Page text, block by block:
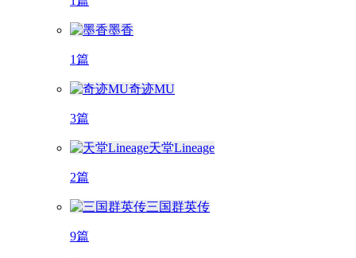
墨香
1篇
奇迹MU
3篇
天堂Lineage
2篇
三国群英传
9篇